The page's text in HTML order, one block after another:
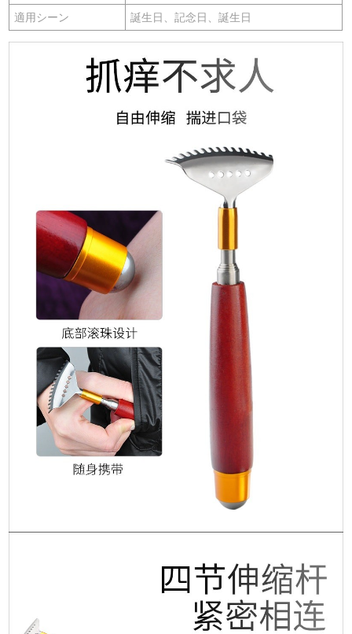
適用シーン 誕生日、記念日、誕生日